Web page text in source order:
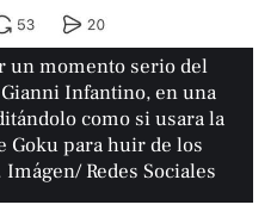
un momento serio del
Infantino, en una
como si usara la
Goku para huir de los
Redes Sociales